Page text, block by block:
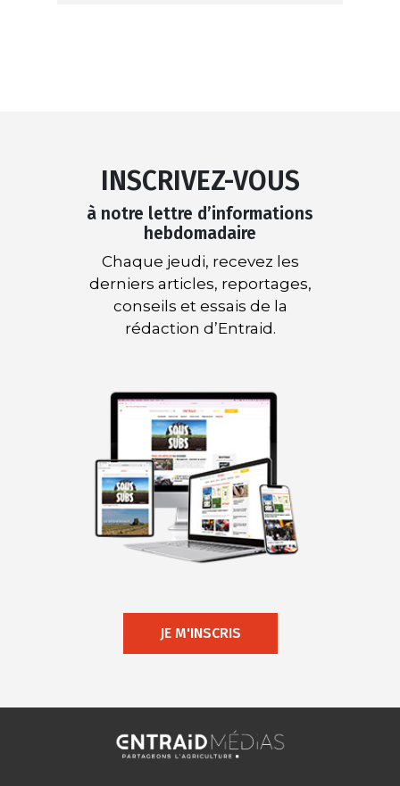
INSCRIVEZ-VOUS
à notre lettre d’informations
hebdomadaire
Chaque jeudi, recevez les
derniers articles, reportages,
conseils et essais de la
rédaction d’Entraid.
JE M'INSCRIS